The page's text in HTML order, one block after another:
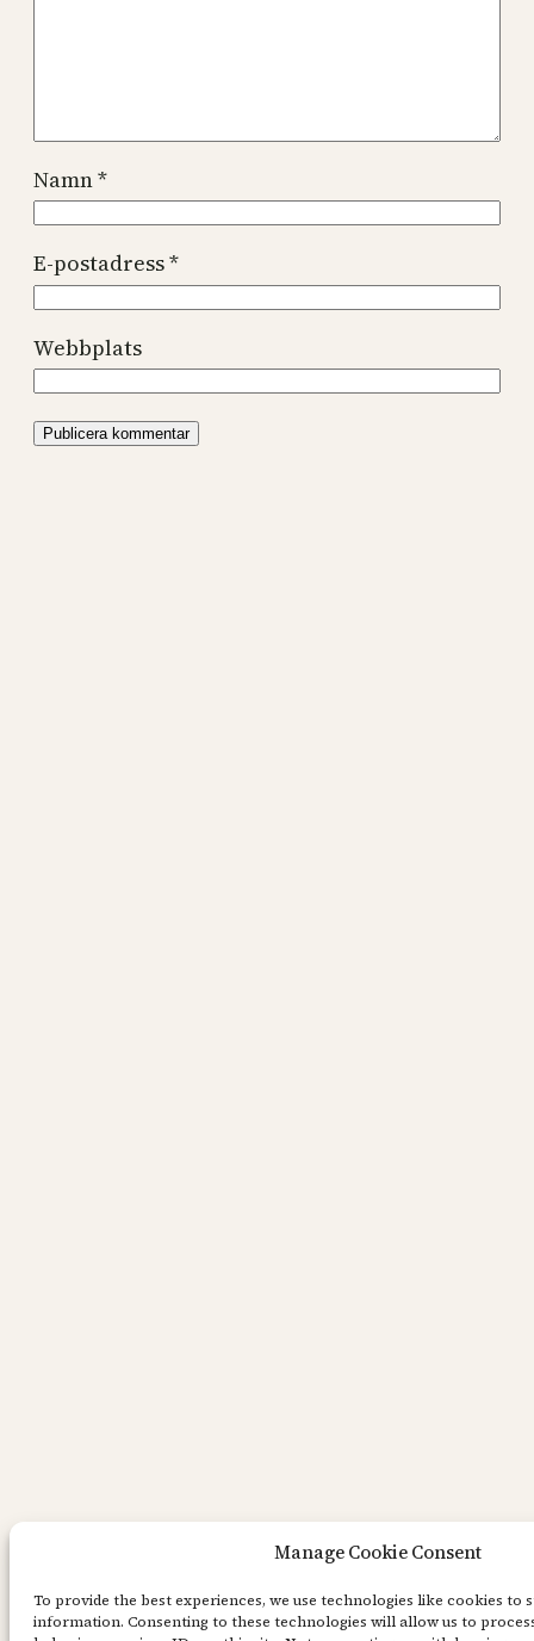
Manage Cookie Consent
To provide the best experiences, we use technologies like cookies to
information. Consenting to these technologies will allow us to
Namn*
E-postadress*
Webbplats